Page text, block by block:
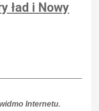
ład i Nowy
Internetu.